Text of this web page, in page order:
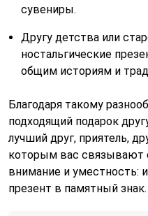
сувениры.
Другу детства или
ностальгические
общим историям и
Благодаря такому
подходящий подарок
лучший друг, приятель,
которым вас связывают
внимание и уместность:
презент в памятный знак.